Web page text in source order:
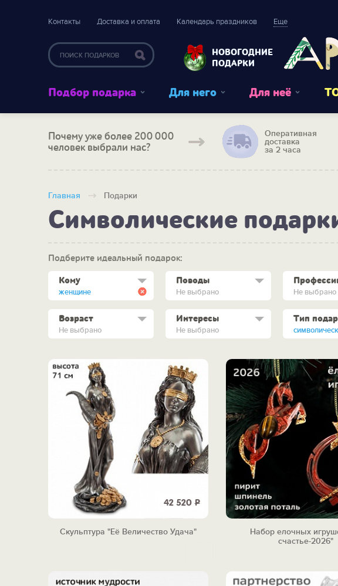
Контакты Доставка и оплата Календарь праздников Еще
НОВОГОДНИЕ
ПОДАРКИ
Подбор подарка Для него Для неё
Почему уже более 200 000
человек выбрали нас?
Оперативная
доставка
за 2 часа
Главная Подарки
Символические
Подберите идеальный подарок:
Кому
женщине
Поводы
Не выбрано Не выбрано
Возраст
Не выбрано
Интересы
Не выбрано
Тип
42 520Р
Скульптура "Её Величество Удача"
Набор елочных
счастье-2026"